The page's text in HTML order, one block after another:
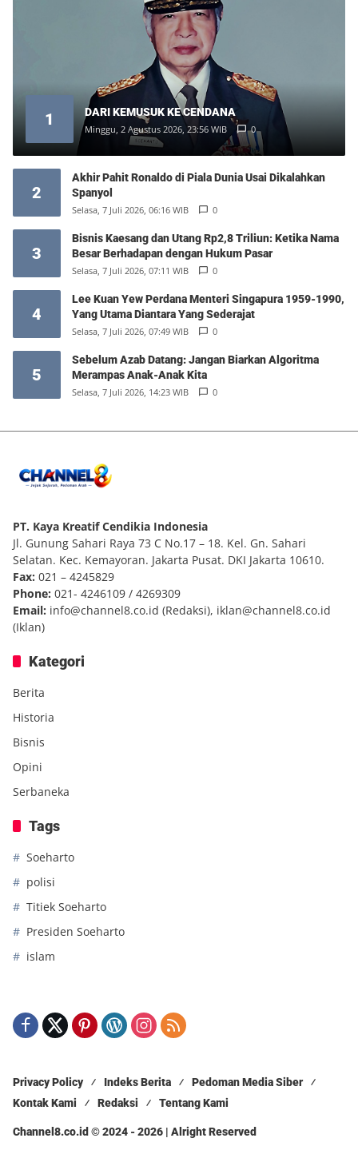
1 DARI KEMUSUK KE CENDANA
Minggu, 2 Agustus 2026, 23:56 WIB 0
2
Akhir Pahit Ronaldo di Piala Dunia Usai Dikalahkan
Spanyol
Selasa, 7 Juli 2026, 06:16 WIB 0
3
Bisnis Kaesang dan Utang Rp2,8 Triliun: Ketika Nama
Besar Berhadapan dengan Hukum Pasar
Selasa, 7 Juli 2026, 07:11 WIB 0
4
Lee Kuan Yew Perdana Menteri Singapura 1959-1990,
Yang Utama Diantara Yang Sederajat
Selasa, 7 Juli 2026, 07:49 WIB 0
5
Sebelum Azab Datang: Jangan Biarkan Algoritma
Merampas Anak-Anak Kita
Selasa, 7 Juli 2026, 14:23 WIB 0
PT. Kaya Kreatif Cendikia Indonesia
Jl. Gunung Sahari Raya 73 C No.17 – 18. Kel. Gn. Sahari
Selatan. Kec. Kemayoran. Jakarta Pusat. DKI Jakarta 10610.
Fax: 021 – 4245829
Phone: 021- 4246109 / 4269309
Email: info@channel8.co.id (Redaksi), iklan@channel8.co.id
(Iklan)
Kategori
Berita
Historia
Bisnis
Opini
Serbaneka
Tags
Soeharto
polisi
Titiek Soeharto
Presiden Soeharto
islam
Privacy Policy Indeks Berita
Pedoman Media Siber
Kontak Kami
Redaksi Tentang Kami
Channel8.co.id © 2024 - 2026 | Alright Reserved